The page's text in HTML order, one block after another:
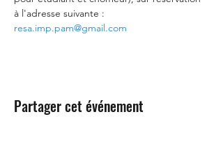
à l'adresse suivante :
resa.imp.pam@gmail.com
Partager cet événement